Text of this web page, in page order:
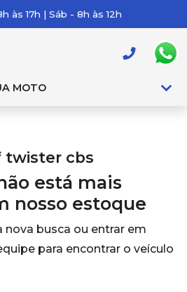
às 17h | Sáb - 8h às 12h
MOTO
twister cbs
está mais
nosso estoque
nova busca ou entrar em
para encontrar o veículo